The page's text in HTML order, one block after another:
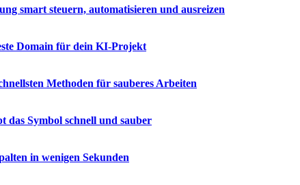
smart steuern, automatisieren und ausreizen
Domain für dein KI-Projekt
Methoden für sauberes Arbeiten
das Symbol schnell und sauber
in wenigen Sekunden